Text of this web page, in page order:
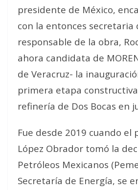
presidente de México,
con la entonces secretaria
responsable de la obra,
ahora candidata de
de Veracruz- la
primera etapa
refinería de Dos Bocas en
Fue desde 2019 cuando el
López Obrador tomó la
Petróleos Mexicanos
Secretaría de Energía, se